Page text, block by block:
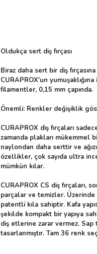
Oldukça sert diş fırçası
Biraz daha sert bir diş
CURAPROX'un
filamentler, 0,15 mm çapında.
Önemli: Renkler değişiklik
CURAPROX diş fırçaları
zamanda plakları mükemmel
naylondan daha serttir ve
özellikler, çok sayıda ultra
mümkün kılar.
CURAPROX CS diş fırçaları,
parçalar ve temizler.
patentli kıla sahiptir. Kafa
şekilde kompakt bir yapıya
diş etlerine zarar vermez. Sap
tasarlanmıştır. Tam 36 renk